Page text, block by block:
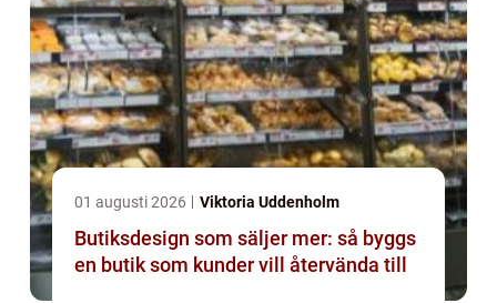
01 augusti 2026 Viktoria Uddenholm
Butiksdesign som säljer mer: så byggs
en butik som kunder vill återvända till